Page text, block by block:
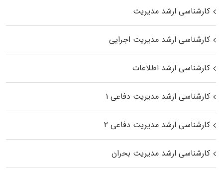
کارشناسی ارشد مدیریت
کارشناسی ارشد مدیریت اجرایی
کارشناسی ارشد اطلاعات
کارشناسی ارشد مدیریت دفاعی ۱
کارشناسی ارشد مدیریت دفاعی ۲
کارشناسی ارشد مدیریت بحران